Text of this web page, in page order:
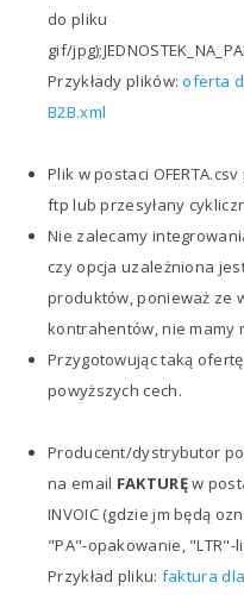
do pliku
gif/
Przykłady plików:oferta
B2B.xml
Plik w postaci
ftp lub przesyłany
Nie zalecamy
czy opcja uzależniona
produktów, ponieważ ze
kontrahentów, nie mamy
Przygotowując taką
powyższych cech.
Producent/dystrybutor
na email FAKTURĘw
INVOIC (gdzie jm będą
"PA"-opakowanie, "LTR"-
Przykład pliku: faktura